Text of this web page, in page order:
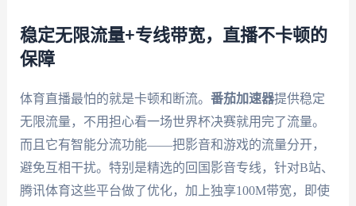
稳定无限流量+专线带宽，直播不卡顿的
保障
体育直播最怕的就是卡顿和断流。 番茄加速器提供稳定
无限流量，不用担心看一场世界杯决赛就用完了流量。
而且它有智能分流功能——把影音和游戏的流量分开，
避免互相干扰。特别是精选的回国影音专线，针对B站、
腾讯体育这些平台做了优化，加上独享100M带宽，即使